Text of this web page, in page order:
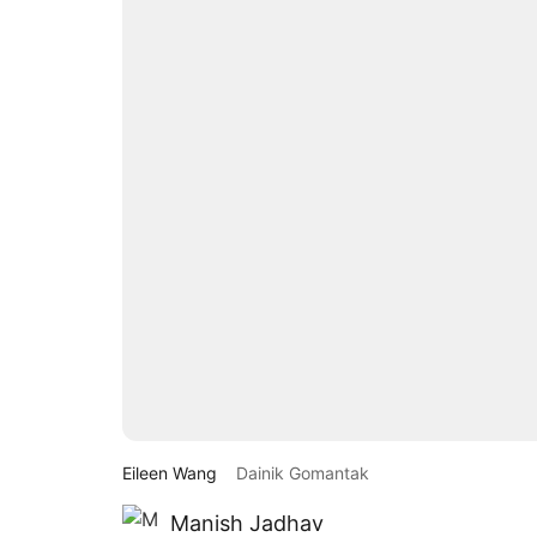
Eileen Wang Dainik Gomantak
Manish Jadhav